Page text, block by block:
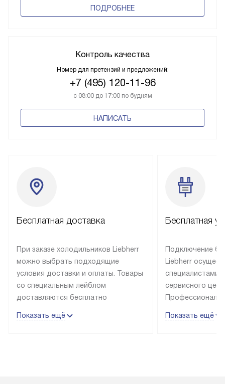
ПОДРОБНЕЕ
Контроль качества
Номер для претензий и предложений:
+7 (495) 120-11-96
с 08:00 до 17:00 по будням
НАПИСАТЬ
Бесплатная доставка
При заказе холодильников Liebherr
можно выбрать подходящие
условия доставки и оплаты. Товары
со специальным лейблом
доставляются бесплатно
до подъезда, выезд за МКАД
Показать ещё
Бесплатная
Подключение
Liebherr
специалистами
сервисного
эксплуатации
Показать ещё